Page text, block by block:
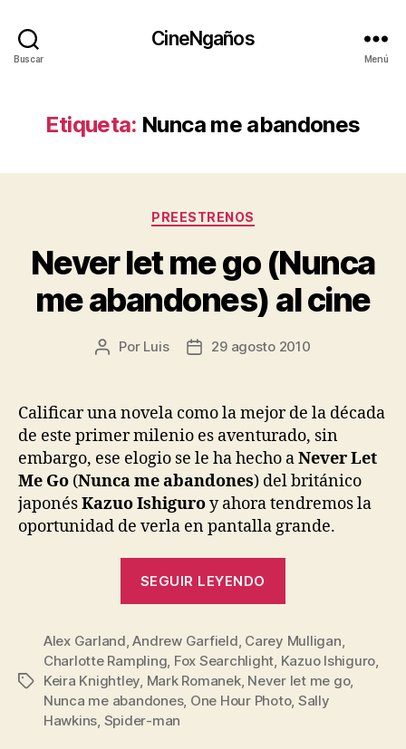
Buscar
CineNgaños
Menú
Etiqueta: Nunca me abandones
Categorías
PREESTRENOS
Never let me go (Nunca
me abandones) al cine
Autor
entrada
Por Luis
Fecha
entrada
29 agosto 2010
Calificar una novela como la mejor de la década
de este primer milenio es aventurado, sin
embargo, ese elogio se le ha hecho aNever Let
Me Go (Nunca me abandones) del británico
japonésKazuo Ishiguroy ahora tendremos la
oportunidad de verla en pantalla grande.
SEGUIR LEYENDO
go
(Nunca
me
Etiquetas
Alex Garland,Andrew Garfield, Carey Mulligan,
Charlotte Rampling, Fox Searchlight, Kazuo Ishiguro,
Keira Knightley, Mark Romanek, Never let me go,
Nunca me abandones, One Hour Photo, Sally
Hawkins, Spider-man